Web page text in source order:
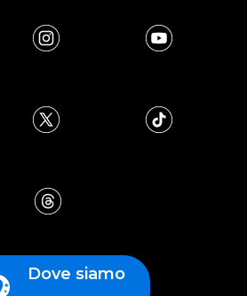
Dove siamo